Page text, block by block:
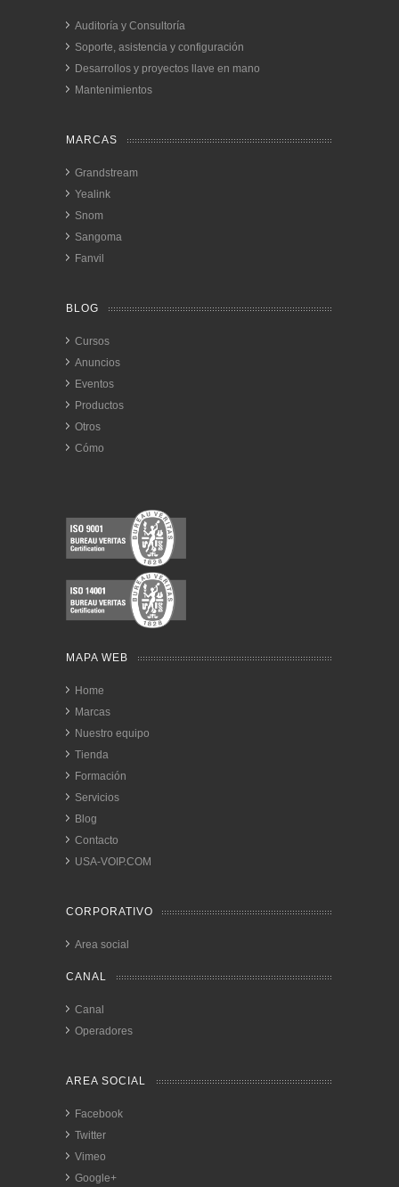
Auditoría y Consultoría
Soporte, asistencia y configuración
Desarrollos y proyectos llave en mano
Mantenimientos
MARCAS
Grandstream
Yealink
Snom
Sangoma
Fanvil
BLOG
Cursos
Anuncios
Eventos
Productos
Otros
Cómo
MAPA WEB
Home
Marcas
Nuestro equipo
Tienda
Formación
Servicios
Blog
Contacto
USA-VOIP.COM
CORPORATIVO
Area social
CANAL
Canal
Operadores
AREA SOCIAL
Facebook
Twitter
Vimeo
Google+